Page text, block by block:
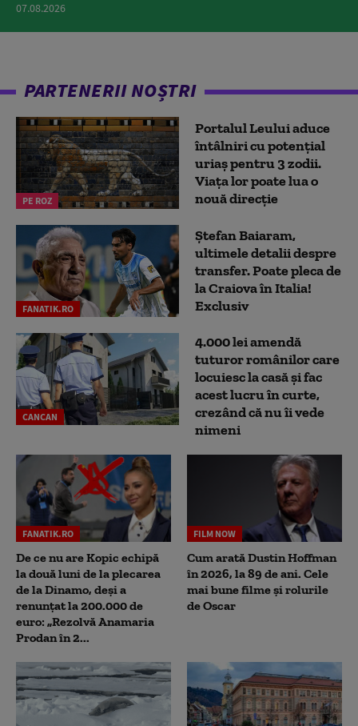
07.08.2026
PARTENERII NOȘTRI
PE ROZ
Portalul Leului aduce
întâlniri cu potențial
uriaș pentru 3 zodii.
Viața lor poate lua o
nouă direcție
FANATIK.RO
Ștefan Baiaram,
ultimele detalii despre
transfer. Poate pleca de
la Craiova în Italia!
Exclusiv
CANCAN
4.000 lei amendă
tuturor românilor care
locuiesc la casă și fac
acest lucru în curte,
crezând că nu îi vede
nimeni
FANATIK.RO
De ce nu are Kopic echipă
la două luni de la plecarea
de la Dinamo, deși a
renunțat la 200.000 de
euro: „Rezolvă Anamaria
Prodan în 2...
FILM NOW
Cum arată Dustin Hoffman
în 2026, la 89 de ani. Cele
mai bune filme și rolurile
de Oscar